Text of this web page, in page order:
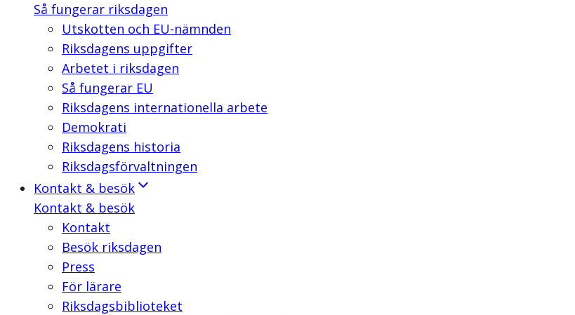
Så fungerar riksdagen
Utskotten och EU-nämnden
Riksdagens uppgifter
Arbetet i riksdagen
Så fungerar EU
Riksdagens internationella arbete
Demokrati
Riksdagens historia
Riksdagsförvaltningen
Kontakt & besök
Kontakt & besök
Kontakt
Besök riksdagen
Press
För lärare
Riksdagsbiblioteket